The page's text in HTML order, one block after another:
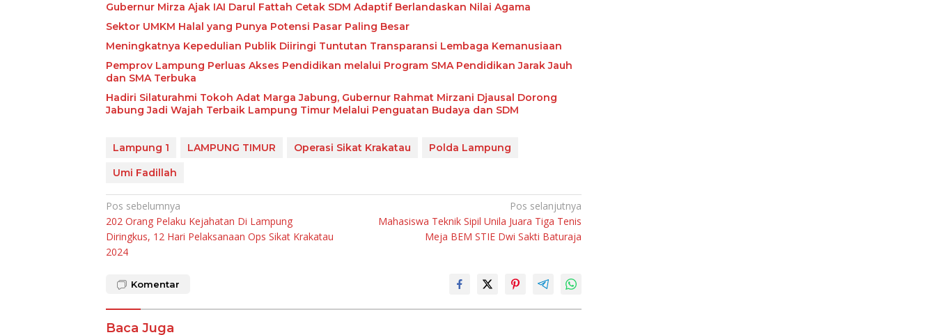
Gubernur Mirza Ajak IAI Darul Fattah Cetak SDM Adaptif Berlandaskan Nilai Agama
Sektor UMKM Halal yang Punya Potensi Pasar Paling Besar
Meningkatnya Kepedulian Publik Diiringi Tuntutan Transparansi Lembaga Kemanusiaan
Pemprov Lampung Perluas Akses Pendidikan melalui Program SMA Pendidikan Jarak Jauh
dan SMA Terbuka
Hadiri Silaturahmi Tokoh Adat Marga Jabung, Gubernur Rahmat Mirzani Djausal Dorong
Jabung Jadi Wajah Terbaik Lampung Timur Melalui Penguatan Budaya dan SDM
Lampung 1 LAMPUNG TIMUR Operasi Sikat Krakatau
Polda Lampung
Umi Fadillah
Navigasi
pos
Pos sebelumnya
202 Orang Pelaku Kejahatan Di Lampung
Diringkus, 12 Hari Pelaksanaan Ops Sikat Krakatau
2024
Pos selanjutnya
Mahasiswa Teknik Sipil Unila Juara Tiga Tenis
Meja BEM STIE Dwi Sakti Baturaja
Komentar
Baca Juga